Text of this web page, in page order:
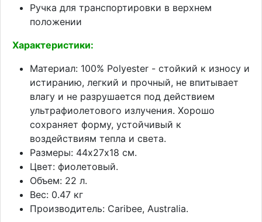
Ручка для транспортировки в верхнем
положении
Характеристики:
Материал: 100% Polyester - стойкий к износу и
истиранию, легкий и прочный, не впитывает
влагу и не разрушается под действием
ультрафиолетового излучения. Хорошо
сохраняет форму, устойчивый к
воздействиям тепла и света.
Размеры: 44х27х18 см.
Цвет: фиолетовый.
Объем: 22 л.
Вес: 0.47 кг
Производитель: Caribee, Australia.